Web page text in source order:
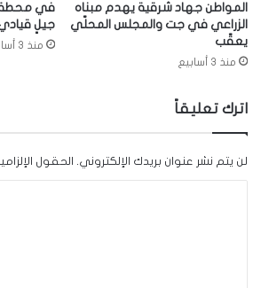
المواطن جهاد شرقية يهدم مبناه
الزراعي في جت والمجلس المحلّي
يعقّب
منذ 3 أسابيع
في محطة
جيلٍ
منذ 3 أسابيع
اترك تعليقاً
لن يتم نشر عنوان بريدك الإلكتروني. الحقول